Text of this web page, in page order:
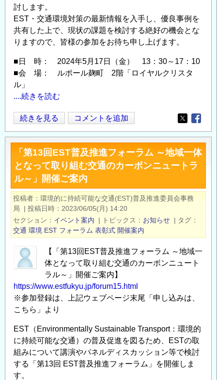
討します。
EST・交通環境対策の最新情報を入手し、優良事例を
共有した上で、現状の課題を検討する絶好の機会とな
りますので、皆様の参加をお待ち申し上げます。
■日 時： 2024年5月17日（金） 13：30～17：10
■会 場： ルポール麹町 2階「ロイヤルクリスタ
ル」
....続きを読む
第
14
回
EST
普
及
推
進
フ
ォ
ー
ラ
ム
催
ご
案
内
【5
月
17
日
続きを見る コメントを追加
Opens in
「第13回EST普及推進フォーラム ～地域一体
となって取り組む交通のカーボンニュートラ
ル～」開催ご案内
投稿者
環境的に持続可能な交通(EST)普及推進委員会事務
局
| 投稿日時
2023/06/05(月) 14:20
セクション
イベント案内 | トピックス お知らせ | タグ
交通 環境 EST フォーラム 表彰式 開催案内
【「第13回EST普及推進フォーラム ～地域一
体となって取り組む交通のカーボンニュート
ラル～」開催ご案内】
https://www.estfukyu.jp/forum15.html
※参加登録は、上記ウェブページ末尾「申し込みは、
こちら」より
EST（Environmentally Sustainable Transport：環境的
に持続可能な交通）の普及促進を図るため、ESTの取
組みについて講演やパネルディスカッション等で検討
する「第13回 EST普及推進フォーラム」を開催しま
す。